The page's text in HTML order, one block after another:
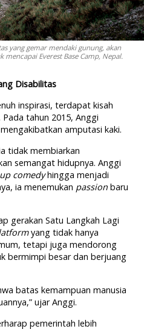
yang gemar mendaki gunung, akan
Everest Base Camp, Nepal.
Disabilitas
inspirasi, terdapat kisah
tahun 2015, Anggi
amputasi kaki.
tidak membiarkan
semangat hidupnya. Anggi
comedyhingga menjadi
ia menemukan passion baru
gerakan Satu Langkah Lagi
yang tidak hanya
tetapi juga mendorong
bermimpi besar dan berjuang
batas kemampuan manusia
ujar Anggi.
pemerintah lebih